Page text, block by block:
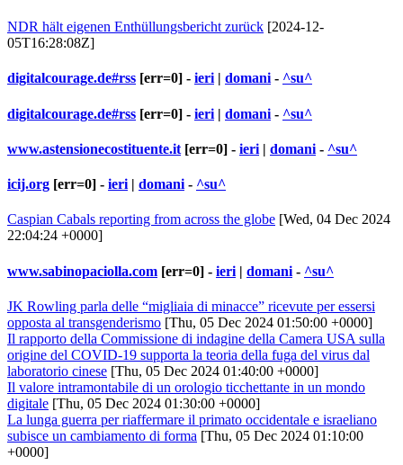
NDR hält eigenen Enthüllungsbericht zurück [2024-12-
05T16:28:08Z]
digitalcourage.de#rss [err=0] - ieri | domani - ^su^
digitalcourage.de#rss [err=0] - ieri | domani - ^su^
www.astensionecostituente.it [err=0] - ieri | domani - ^su^
icij.org [err=0] - ieri | domani - ^su^
Caspian Cabals reporting from across the globe [Wed, 04 Dec 2024
22:04:24 +0000]
www.sabinopaciolla.com [err=0] - ieri | domani - ^su^
JK Rowling parla delle “migliaia di minacce” ricevute per essersi
opposta al transgenderismo [Thu, 05 Dec 2024 01:50:00 +0000]
Il rapporto della Commissione di indagine della Camera USA sulla
origine del COVID-19 supporta la teoria della fuga del virus dal
laboratorio cinese [Thu, 05 Dec 2024 01:40:00 +0000]
Il valore intramontabile di un orologio ticchettante in un mondo
digitale [Thu, 05 Dec 2024 01:30:00 +0000]
La lunga guerra per riaffermare il primato occidentale e israeliano
subisce un cambiamento di forma [Thu, 05 Dec 2024 01:10:00
+0000]